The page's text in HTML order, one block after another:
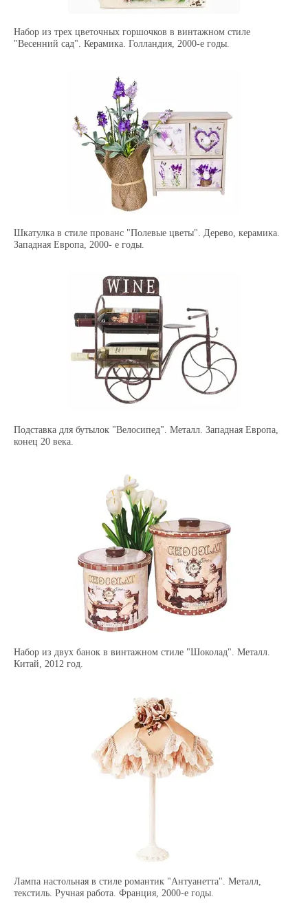
Набор из трех цветочных горшочков в винтажном стиле
"Весенний сад". Керамика. Голландия, 2000-е годы.
Шкатулка в стиле прованс "Полевые цветы". Дерево, керамика.
Западная Европа, 2000- е годы.
Подставка для бутылок "Велосипед". Металл. Западная Европа,
конец 20 века.
Набор из двух банок в винтажном стиле "Шоколад". Металл.
Китай, 2012 год.
Лампа настольная в стиле романтик "Антуанетта". Металл,
текстиль. Ручная работа. Франция, 2000-е годы.